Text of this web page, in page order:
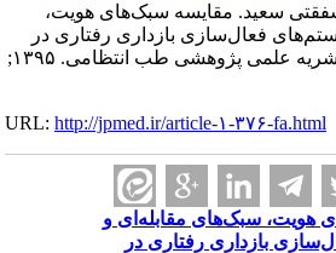
سعید. مقایسه سبک‌های هویت،
فعال‌سازی بازداری رفتاری در
معتادان و افراد بهنجار. نشریه علمی پژوهشی طب انتظامی. ۱۳۹۵;
URL:http://jpmed.ir/article-۱-۳۷۶-fa.html
هویت، سبک‌های مقابله‌ای و
بازداری رفتاری در